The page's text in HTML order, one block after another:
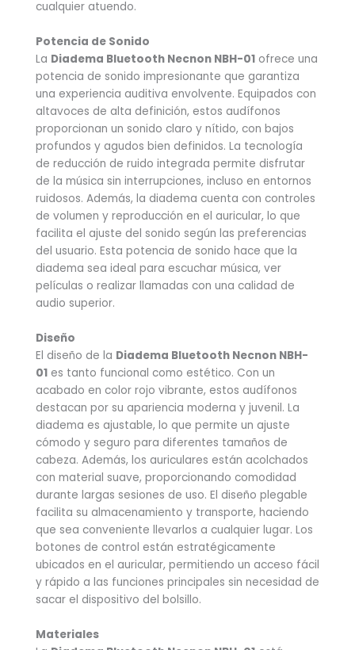
cualquier atuendo.
Potencia de Sonido
La Diadema Bluetooth Necnon NBH-01 ofrece una
potencia de sonido impresionante que garantiza
una experiencia auditiva envolvente. Equipados con
altavoces de alta definición, estos audífonos
proporcionan un sonido claro y nítido, con bajos
profundos y agudos bien definidos. La tecnología
de reducción de ruido integrada permite disfrutar
de la música sin interrupciones, incluso en entornos
ruidosos. Además, la diadema cuenta con controles
de volumen y reproducción en el auricular, lo que
facilita el ajuste del sonido según las preferencias
del usuario. Esta potencia de sonido hace que la
diadema sea ideal para escuchar música, ver
películas o realizar llamadas con una calidad de
audio superior.
Diseño
El diseño de la Diadema Bluetooth Necnon NBH-
01 es tanto funcional como estético. Con un
acabado en color rojo vibrante, estos audífonos
destacan por su apariencia moderna y juvenil. La
diadema es ajustable, lo que permite un ajuste
cómodo y seguro para diferentes tamaños de
cabeza. Además, los auriculares están acolchados
con material suave, proporcionando comodidad
durante largas sesiones de uso. El diseño plegable
facilita su almacenamiento y transporte, haciendo
que sea conveniente llevarlos a cualquier lugar. Los
botones de control están estratégicamente
ubicados en el auricular, permitiendo un acceso fácil
y rápido a las funciones principales sin necesidad de
sacar el dispositivo del bolsillo.
Materiales